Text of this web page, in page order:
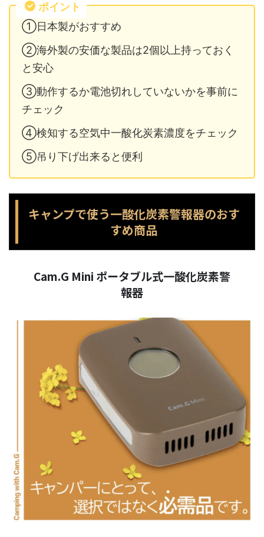
ポイント
①日本製がおすすめ
②海外製の安価な製品は2個以上持っておく
と安心
③動作するか電池切れしていないかを事前に
チェック
④検知する空気中一酸化炭素濃度をチェック
⑤吊り下げ出来ると便利
キャンプで使う一酸化炭素警報器のおす
すめ商品
Cam.G Mini ポータブル式一酸化炭素警
報器